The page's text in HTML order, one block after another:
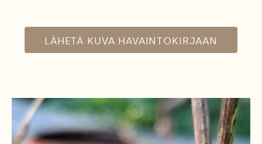
LÄHETÄ KUVA HAVAINTOKIRJAAN